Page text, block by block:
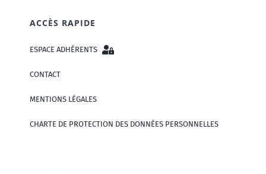
ACCÈS RAPIDE
ESPACE ADHÉRENTS
CONTACT
MENTIONS LÉGALES
CHARTE DE PROTECTION DES DONNÉES PERSONNELLES